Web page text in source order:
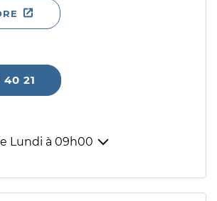
21
Lundi à 09h00